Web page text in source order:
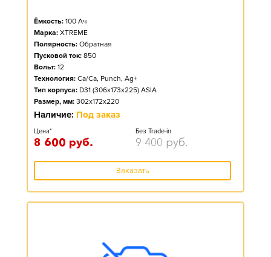
Ёмкость: 100 Ач
Марка: XTREME
Полярность: Обратная
Пусковой ток: 850
Вольт: 12
Технология: Ca/Ca, Punch, Ag+
Тип корпуса: D31 (306x173x225) ASIA
Размер, мм: 302x172x220
Наличие: Под заказ
Цена*
8 600 руб.
Без Trade-in
9 400 руб.
Заказать